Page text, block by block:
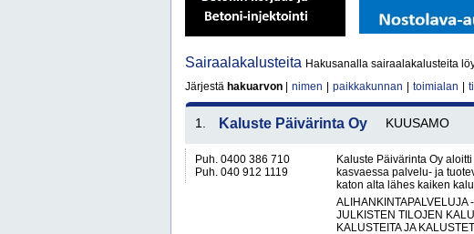
Sairaalakalusteita Hakusanalla sairaalakalusteita
Järjestä hakuarvon nimen paikkakunnan toimialan
1. Kaluste Päivärinta Oy KUUSAMO
Puh. 0400 386 710
Puh. 040 912 1119
Kaluste Päivärinta Oy
kasvaessa palvelu- ja
katon alta lähes kaiken
ALIHANKINTAPALVELUJA
JULKISTEN TILOJEN
KALUSTEITA JA